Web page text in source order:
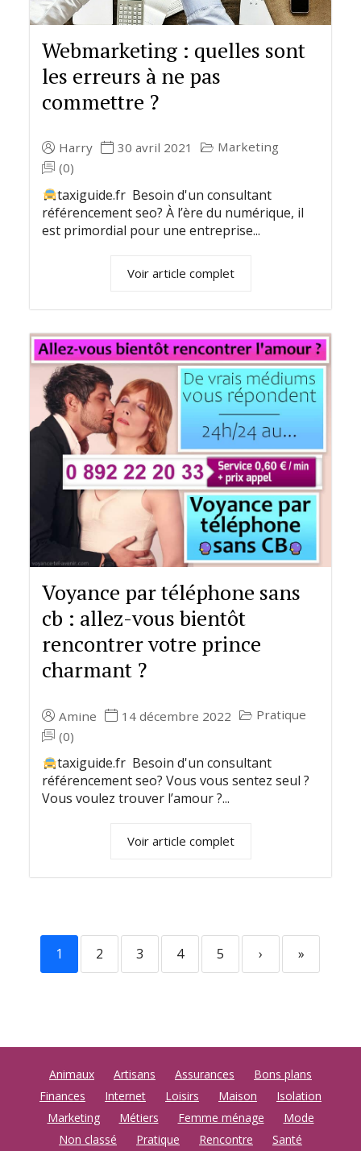
Webmarketing : quelles sont
les erreurs à ne pas
commettre ?
Harry 30 avril 2021
Marketing
(0)
taxiguide.fr Besoin d'un consultant
référencement seo? À l’ère du numérique, il
est primordial pour une entreprise...
Voir article complet
Voyance par téléphone sans
cb : allez-vous bientôt
rencontrer votre prince
charmant ?
Amine 14 décembre 2022
Pratique
(0)
taxiguide.fr Besoin d'un consultant
référencement seo? Vous vous sentez seul ?
Vous voulez trouver l’amour ?...
Voir article complet
1 2 3 4 5 › »
Animaux Artisans Assurances
Bons plans
Finances
Internet Loisirs Maison
Isolation
Marketing
Métiers Femme ménage
Mode
Non classé
Pratique Rencontre Santé